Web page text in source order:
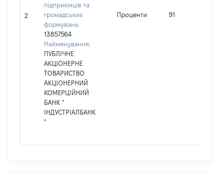
2
підприємців та
громадських
формувань:
13857564
Найменування:
ПУБЛІЧНЕ
АКЦІОНЕРНЕ
ТОВАРИСТВО
АКЦІОНЕРНИЙ
КОМЕРЦІЙНИЙ
БАНК "
ІНДУСТРІАЛБАНК
"
Проценти 91